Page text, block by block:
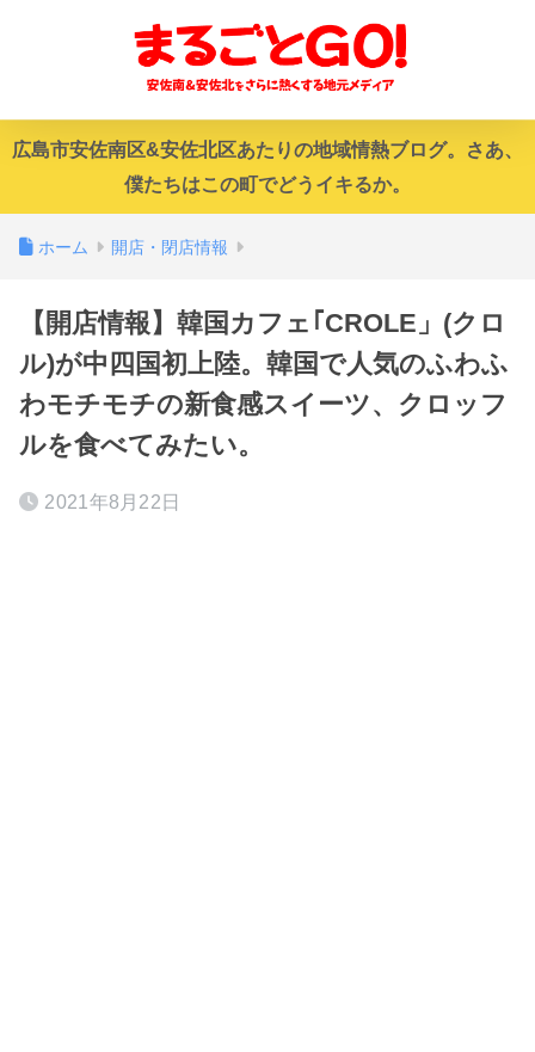
広島市安佐南区&安佐北区あたりの地域情熱ブログ。さあ、
僕たちはこの町でどうイキるか。
ホーム 開店・閉店情報
【開店情報】韓国カフェ｢CROLE」(クロ
ル)が中四国初上陸。韓国で人気のふわふ
わモチモチの新食感スイーツ、クロッフ
ルを食べてみたい。
2021年8月22日